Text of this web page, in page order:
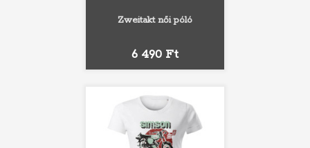
Zweitakt női póló
Ár
6 490 Ft